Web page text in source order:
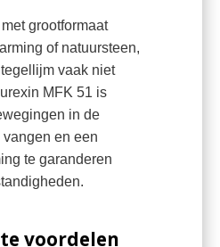
grootformaat
of natuursteen,
vaak niet
MFK 51 is
in de
en een
te garanderen
voordelen